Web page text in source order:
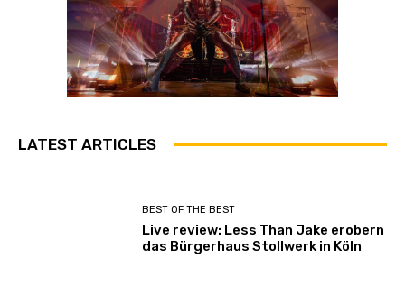
LATEST ARTICLES
BEST OF THE BEST
Live review: Less Than Jake erobern
das Bürgerhaus Stollwerk in Köln